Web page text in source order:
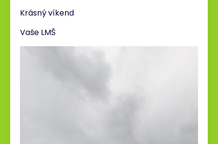
Krásný víkend
Vaše LMŠ